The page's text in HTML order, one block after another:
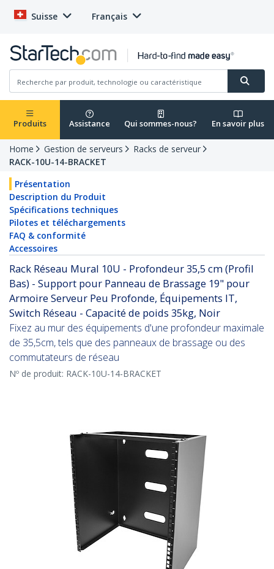
Suisse Français
Produits Assistance Qui sommes-nous? En savoir plus
Home Gestion de serveurs
Racks de serveur
RACK-10U-14-BRACKET
Présentation
Description du Produit
Spécifications techniques
Pilotes et téléchargements
FAQ & conformité
Accessoires
Rack Réseau Mural 10U - Profondeur 35,5 cm (Profil
Bas) - Support pour Panneau de Brassage 19" pour
Armoire Serveur Peu Profonde, Équipements IT,
Switch Réseau - Capacité de poids 35kg, Noir
Fixez au mur des équipements d'une profondeur maximale
de 35,5cm, tels que des panneaux de brassage ou des
commutateurs de réseau
Nº de produit: RACK-10U-14-BRACKET